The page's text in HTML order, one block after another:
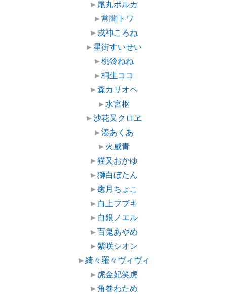
► 尾丸ポルカ
►常闇トワ
► 戌神ころね
►星街すいせい
►桃鈴ねね
►桐生ココ
►森カリオペ
► 水宮枢
►沙花叉クロヱ
►湊あくあ
► 火威青
►猫又おかゆ
►獅白ぼたん
►癒月ちょこ
► 白上フブキ
► 白銀ノエル
►百鬼あやめ
►紫咲シオン
►綺々羅々ヴィヴィ
► 虎金妃笑虎
►角巻わため